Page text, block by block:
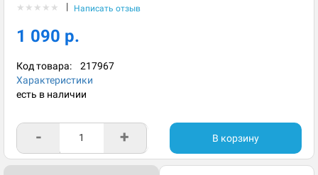
★ ★ ★ ★ ★ | Написать отзыв
1 090 р.
Код товара: 217967
Характеристики
есть в наличии
- + В корзину